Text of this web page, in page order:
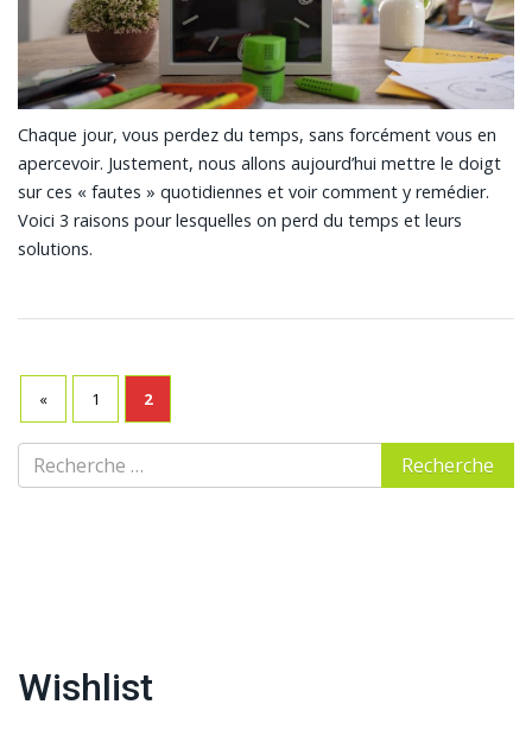
Chaque jour, vous perdez du temps, sans forcément vous en
apercevoir. Justement, nous allons aujourd’hui mettre le doigt
sur ces « fautes » quotidiennes et voir comment y remédier.
Voici 3 raisons pour lesquelles on perd du temps et leurs
solutions.
« 1 2
Wishlist